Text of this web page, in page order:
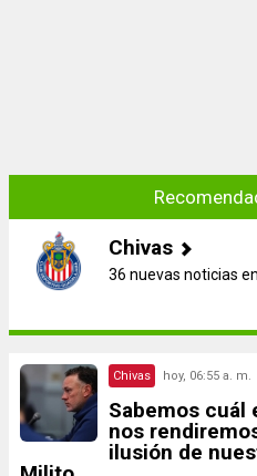
Chivas
36 nuevas noticias
Chivas hoy, 06:55 a. m.
Sabemos cuál
nos
ilusión de